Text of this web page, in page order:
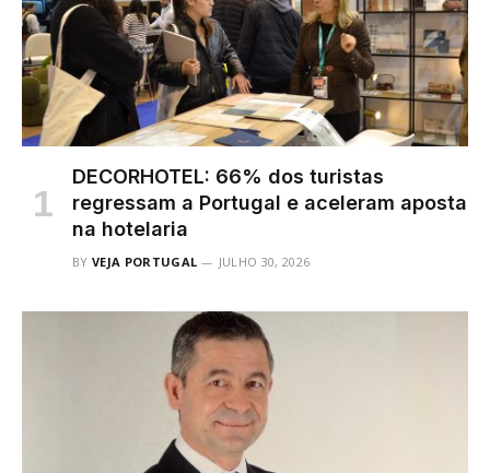
DECORHOTEL: 66% dos turistas
regressam a Portugal e aceleram aposta
na hotelaria
BY VEJA PORTUGAL JULHO 30, 2026